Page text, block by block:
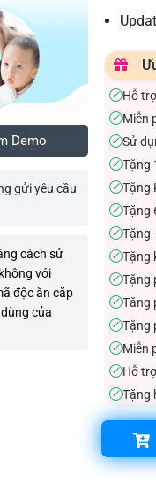
Demo
gửi yêu cầu
cách sử
với
độc ăn cắp
của
✓Hỗ
✓Miễn
✓Sử
✓Tặng
✓Tặng
✓Tặng
✓Tặng
✓Tặng
✓Tặng
✓Tăng
✓Tặng
✓Miễn
✓Hỗ
✓Tặng